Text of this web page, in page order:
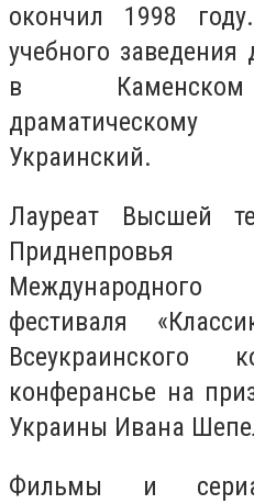
окончил 1998
учебного заведения
в Каменском
Украинский.
Лауреат Высшей
Приднепровья
фестиваля
Всеукраинского
конферансье на
Украины Ивана
Фильмы и